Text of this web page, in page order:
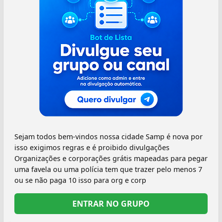
Sejam todos bem-vindos nossa cidade Samp é nova por
isso exigimos regras e é proibido divulgações
Organizações e corporações grátis mapeadas para pegar
uma favela ou uma polícia tem que trazer pelo menos 7
ou se não paga 10 isso para org e corp
ENTRAR NO GRUPO